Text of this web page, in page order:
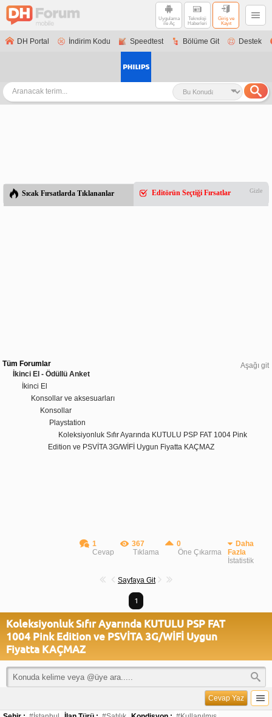
Uygulama
ile Aç
Teknoloji
Haberleri
Giriş ve
Kayıt
DH Portal İndirim Kodu Speedtest Bölüme Git Destek
Sıcak Fırsatlarda Tıklananlar Editörün Seçtiği Fırsatlar Gizle
Aşağı git
Tüm Forumlar
İkinci El - Ödüllü Anket
İkinci El
Konsollar ve aksesuarları
Konsollar
Playstation
Koleksiyonluk Sıfır Ayarında KUTULU PSP FAT 1004 Pink
Edition ve PSVİTA 3G/WİFİ Uygun Fiyatta KAÇMAZ
1
Cevap
367
Tıklama
0
Öne Çıkarma
Daha
Fazla
İstatistik
Sayfaya Git
1
Koleksiyonluk Sıfır Ayarında KUTULU PSP FAT
1004 Pink Edition ve PSVİTA 3G/WİFİ Uygun
Fiyatta KAÇMAZ
Cevap Yaz